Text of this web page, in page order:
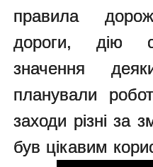
правила
дороги, дію
значення
планували
заходи різні
був цікавим